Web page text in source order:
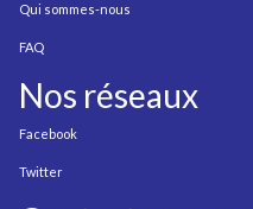
Qui sommes-nous
FAQ
Nos réseaux
Facebook
Twitter